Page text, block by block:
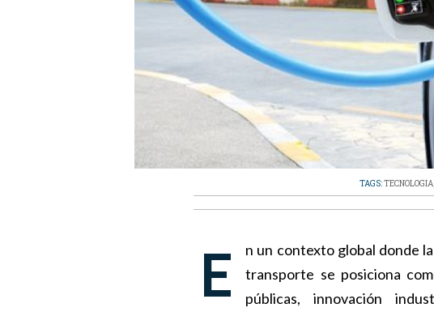
TAGS:TECNOLOGIA
En un contexto global donde la transición energética se acelera, la electrificación del
transporte se posiciona
públicas, innovación